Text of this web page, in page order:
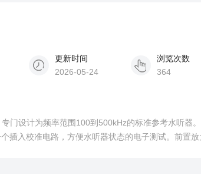
更新时间
2026-05-24
浏览次数
364
门设计为频率范围100到500kHz的标准参考水听器
插入校准电路，方便水听器状态的电子测试。前置